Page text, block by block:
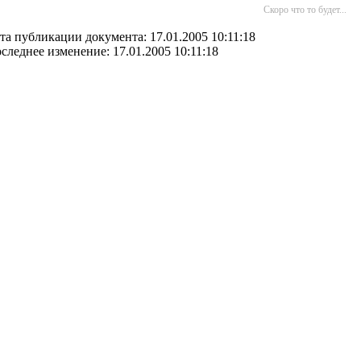
Скоро что то будет...
публикации документа: 17.01.2005 10:11:18
изменение: 17.01.2005 10:11:18